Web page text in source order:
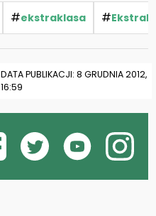
#ekstraklasa #
DATA PUBLIKACJI: 8 GRUDNIA 2012,
16:59